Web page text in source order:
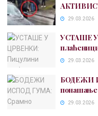
29.03.2026
УСТАШЕ
29.03.2026
БОДЕЖИ
понашање
29.03.2026